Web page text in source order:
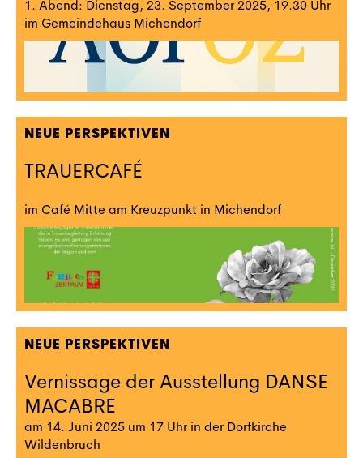
1. Abend: Dienstag, 23. September 2025, 19.30 Uhr
im Gemeindehaus Michendorf
NEUE PERSPEKTIVEN
TRAUERCAFÉ
im Café Mitte am Kreuzpunkt in Michendorf
NEUE PERSPEKTIVEN
Vernissage der Ausstellung DANSE
MACABRE
am 14. Juni 2025 um 17 Uhr in der Dorfkirche
Wildenbruch